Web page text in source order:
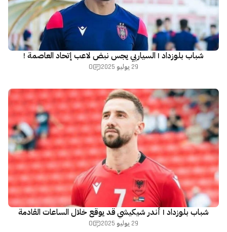
شباب بلوزداد | السياربي يجس نبض لاعب إتحاد العاصمة !
29 يوليو 2025 0
شباب بلوزداد | أندر شيكيشي قد يوقع خلال الساعات القادمة
29 يوليو 2025 0